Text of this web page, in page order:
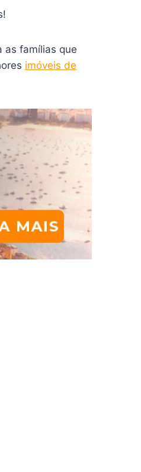
as famílias que
imóveis de